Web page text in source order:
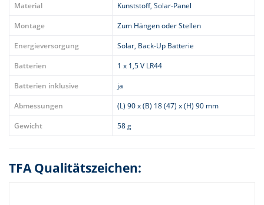
Material
Kunststoff, Solar-Panel
Montage
Zum Hängen oder Stellen
Energieversorgung
Solar, Back-Up Batterie
Batterien
1 x 1,5 V LR44
Batterien inklusive
ja
Abmessungen
(L) 90 x (B) 18 (47) x (H) 90 mm
Gewicht
58 g
TFA Qualitätszeichen: